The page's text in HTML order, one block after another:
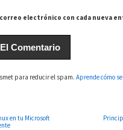
electrónico con cada nueva
para reducir el spam.Aprende cómo
en tu Microsoft